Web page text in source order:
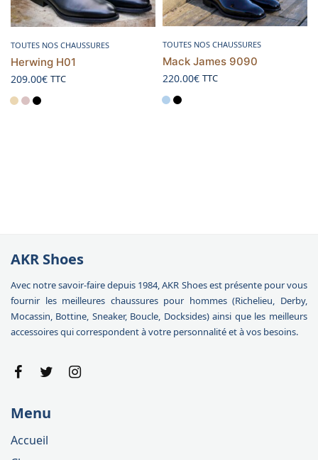
Choix des options
TOUTES NOS CHAUSSURES
Herwing H01
209.00€ TTC
Choix des options
TOUTES NOS CHAUSSURES
Mack James 9090
220.00€ TTC
AKR Shoes
Avec notre savoir-faire depuis 1984, AKR Shoes est présente pour vous
fournir les meilleures chaussures pour hommes (Richelieu, Derby,
Mocassin, Bottine, Sneaker, Boucle, Docksides) ainsi que les meilleurs
accessoires qui correspondent à votre personnalité et à vos besoins.
Menu
Accueil